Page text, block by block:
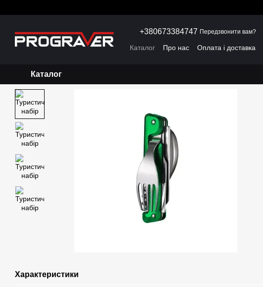
+380673384747 Передзвонити вам?
Каталог Про нас Оплата і доставка
Каталог
Характеристики